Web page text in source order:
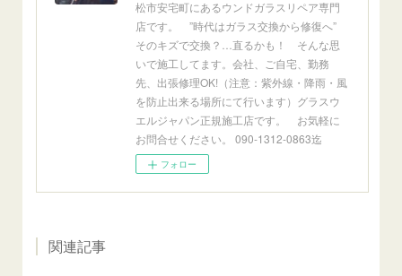
松市安宅町にあるウンドガラスリペア専門
店です。 ”時代はガラス交換から修復へ”
そのキズで交換？…直るかも！ そんな思
いで施工してます。会社、ご自宅、勤務
先、出張修理OK!（注意：紫外線・降雨・風
を防止出来る場所にて行います）グラスウ
エルジャパン正規施工店です。 お気軽に
お問合せください。 090-1312-0863迄
フォロー
関連記事